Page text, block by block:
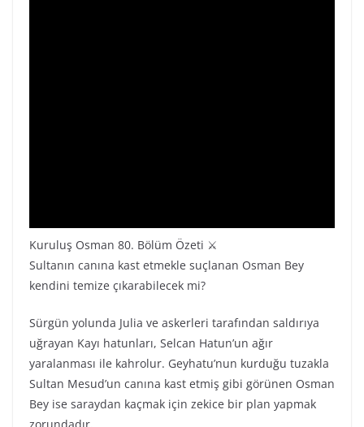
Kuruluş Osman 80. Bölüm Özeti ⚔
Sultanın canına kast etmekle suçlanan Osman Bey
kendini temize çıkarabilecek mi?
Sürgün yolunda Julia ve askerleri tarafından saldırıya
uğrayan Kayı hatunları, Selcan Hatun’un ağır
yaralanması ile kahrolur. Geyhatu’nun kurduğu tuzakla
Sultan Mesud’un canına kast etmiş gibi görünen Osman
Bey ise saraydan kaçmak için zekice bir plan yapmak